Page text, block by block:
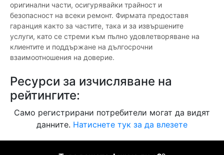
оригинални части, осигурявайки трайност и
безопасност на всеки ремонт. Фирмата предоставя
гаранция както за частите, така и за извършените
услуги, като се стреми към пълно удовлетворяване на
клиентите и поддържане на дългосрочни
взаимоотношения на доверие.
Ресурси за изчисляване на
рейтингите:
Само регистрирани потребители могат да видят
данните. Натиснете тук за да влезете